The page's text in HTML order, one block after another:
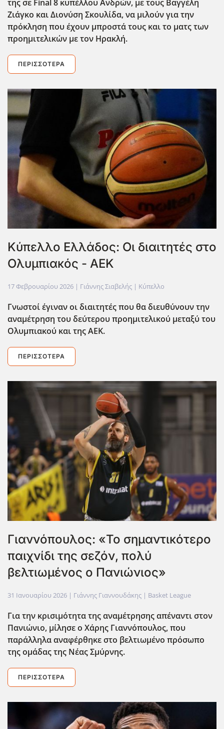
της σε Final 8 κυπέλλου Ανδρών, με τους Βαγγέλη
Ζιάγκο και Διονύση Σκουλίδα, να μιλούν για την
πρόκληση που έχουν μπροστά τους και το ματς των
προημιτελικών με τον Ηρακλή.
ΠΕΡΙΣΣΌΤΕΡΑ
Κύπελλο Ελλάδος: Οι διαιτητές στο
Ολυμπιακός - ΑΕΚ
17 Φεβρουαρίου 2026 | Γιάννης Σιαβελής | Κύπελλο
Γνωστοί έγιναν οι διαιτητές που θα διευθύνουν την
αναμέτρηση του δεύτερου προημιτελικού μεταξύ του
Ολυμπιακού και της ΑΕΚ.
ΠΕΡΙΣΣΌΤΕΡΑ
Γιαννόπουλος: «Το σημαντικότερο
παιχνίδι της σεζόν, πολύ
βελτιωμένος ο Πανιώνιος»
31 Ιανουαρίου 2026 | Γιάννης Γιαννουδάκης | Basket League
Για την κρισιμότητα της αναμέτρησης απέναντι στον
Πανιώνιο, μίλησε ο Χάρης Γιαννόπουλος, που
παράλληλα αναφέρθηκε στο βελτιωμένο πρόσωπο
της ομάδας της Νέας Σμύρνης.
ΠΕΡΙΣΣΌΤΕΡΑ